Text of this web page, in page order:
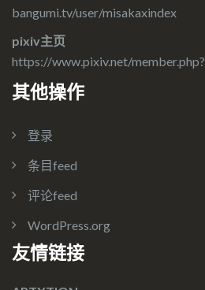
bangumi.tv/user/misakaxindex
pixiv主页
https://www.pixiv.net/
其他操作
登录
条目feed
评论feed
WordPress.org
友情链接